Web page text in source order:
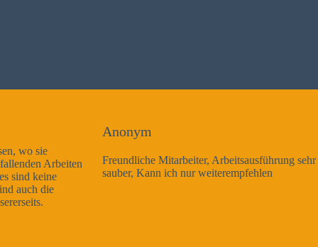
Freundliche Mitarbeiter, Arbeitsausführung sehr gut und sehr
sauber, Kann ich nur weiterempfehlen